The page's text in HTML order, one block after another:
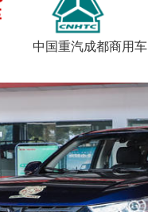
中国重汽成都商用车
报价
图片